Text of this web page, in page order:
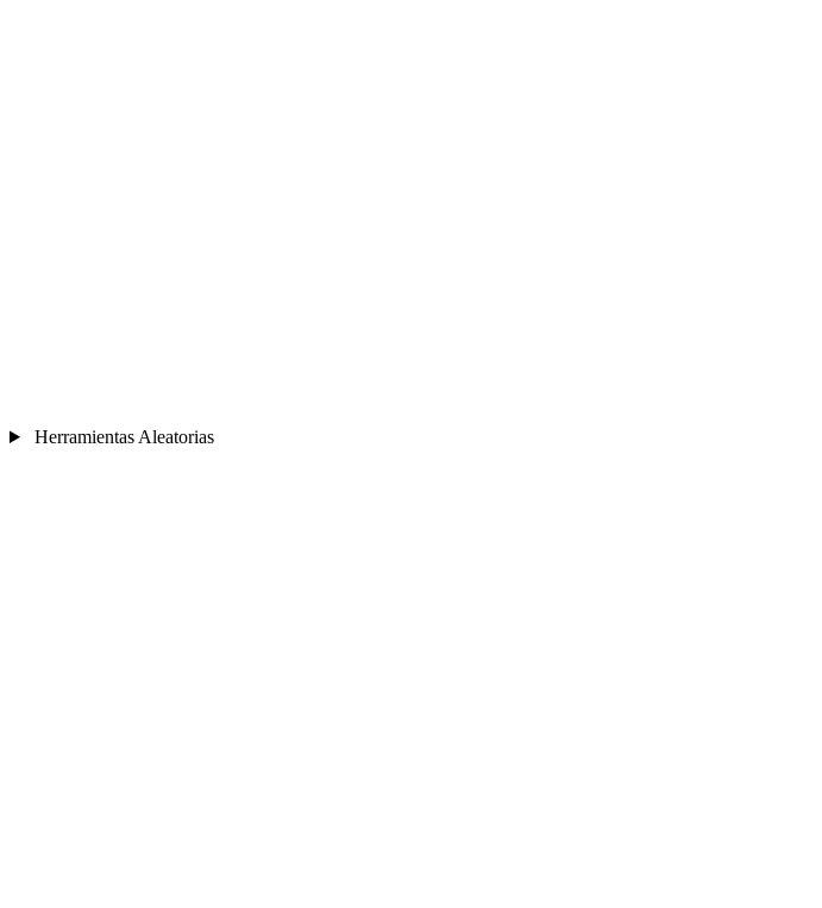
Herramientas Aleatorias